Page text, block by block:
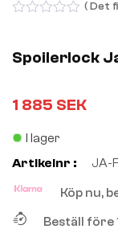
of
5
( Det
Spoilerlock
1 885 SEK
I lager
Artikelnr :
JA-
Köp nu,
Beställ före